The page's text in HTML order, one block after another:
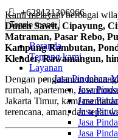
+628131306966
Toggle menu
Beranda
Tentang kami
Layanan
Jasa Pindahan-
Jasa
Jasa
Jasa
Jasa
Jasa
Kami melayani berbagai
Duren Sawit, Cipayung,
Matraman, Pasar Rebo,
Kampung Rambutan,
Klender, Rawamangun,
Dengan pengalaman
rumah, apartemen,
Jakarta Timur, kami
terencana, aman, dan tepat